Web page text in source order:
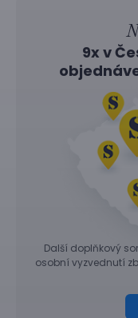
9x v
Další doplňkový
osobní vyzvednutí